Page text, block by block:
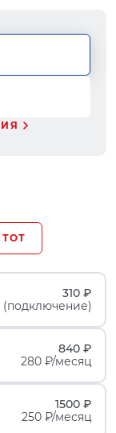
310 ₽
(подключение)
840 ₽
280 ₽/месяц
1500 ₽
250 ₽/месяц